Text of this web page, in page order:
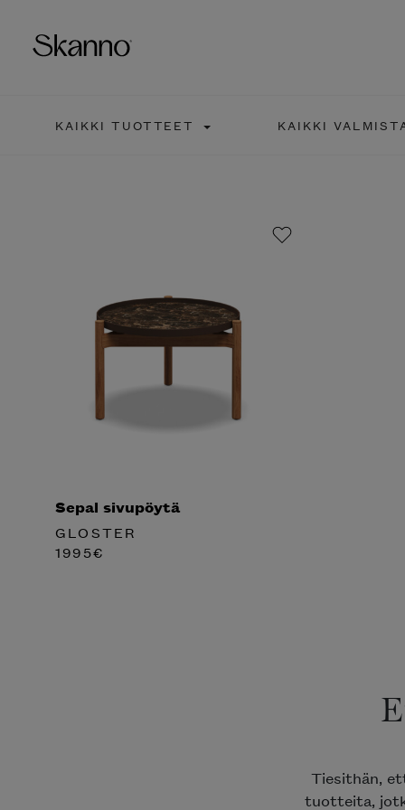
KAIKKI TUOTTEET KAIKKI
Sepal sivupöytä
GLOSTER
1995€
Tiesithän,
tuotteita,